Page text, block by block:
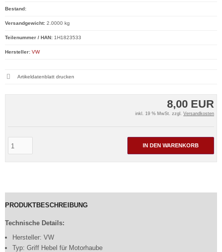
8,00 EUR
inkl. 19 % MwSt. zzgl. Versandkosten
IN DEN WARENKORB
Bestand:
Versandgewicht: 2.0000 kg
Teilenummer / HAN: 1H1823533
Hersteller: VW
Artikeldatenblatt drucken
PRODUKTBESCHREIBUNG
Technische Details:
Hersteller: VW
Typ: Griff Hebel für Motorhaube